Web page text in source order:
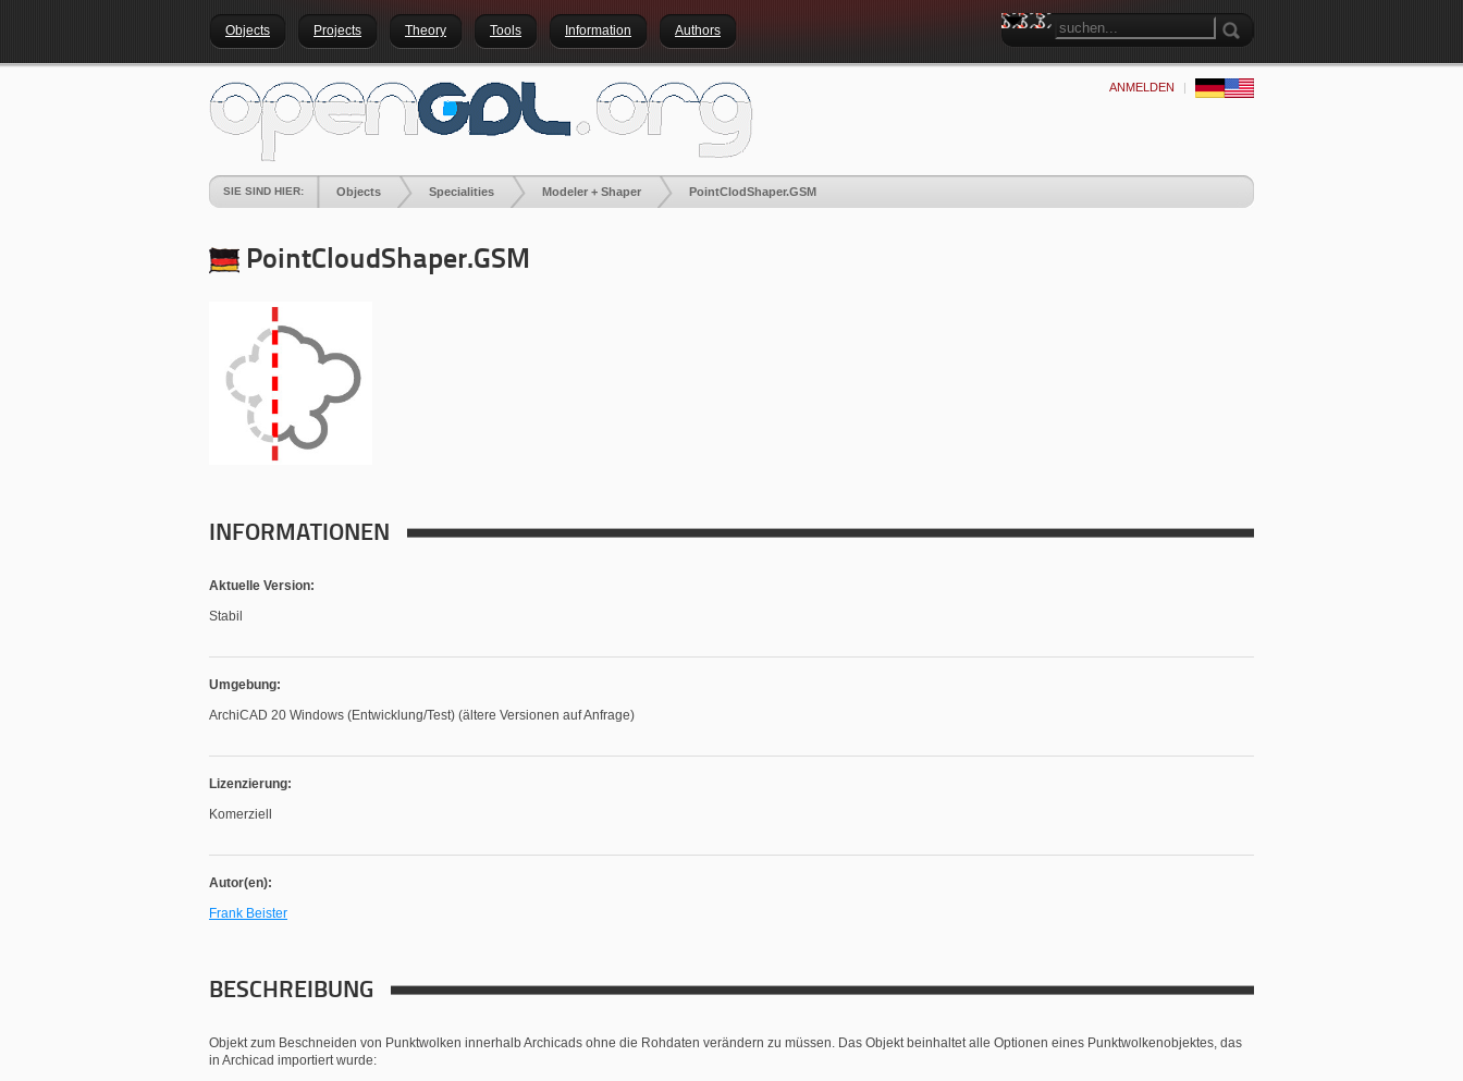
Objects Projects Theory Tools Information Authors
ANMELDEN |
SIE SIND HIER: Objects Specialities Modeler + Shaper PointClodShaper.GSM
PointCloudShaper.GSM
INFORMATIONEN
Aktuelle Version:
Stabil
Umgebung:
ArchiCAD 20 Windows (Entwicklung/Test) (ältere Versionen auf Anfrage)
Lizenzierung:
Komerziell
Autor(en):
Frank Beister
BESCHREIBUNG
Objekt zum Beschneiden von Punktwolken innerhalb Archicads ohne die Rohdaten verändern zu müssen. Das Objekt beinhaltet alle Optionen eines Punktwolkenobjektes, das
in Archicad importiert wurde: